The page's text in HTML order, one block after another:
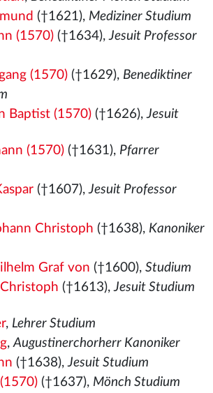
(†1621), Mediziner Studium
(1570)(†1634),Jesuit Professor
(1570)(†1629), Benediktiner
Baptist (1570)(†1626),Jesuit
(1570)(†1631), Pfarrer
(†1607),Jesuit Professor
Christoph (†1638), Kanoniker
Graf von (†1600), Studium
(†1613),Jesuit Studium
, Lehrer Studium
,Augustinerchorherr Kanoniker
(†1638),Jesuit Studium
(†1637), Mönch Studium